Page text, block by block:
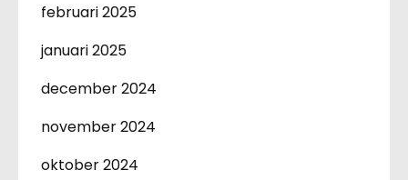
februari 2025
januari 2025
december 2024
november 2024
oktober 2024